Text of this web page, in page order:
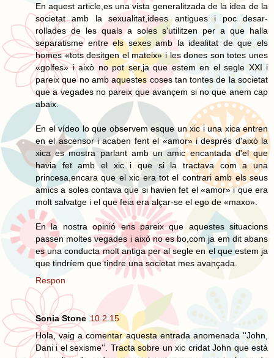
En aquest article,es una vista generalitzada de la idea de la
societat amb la sexualitat,idees antigues i poc desar-
rollades de les quals a soles s'utilitzen per a que halla
separatisme entre els sexes amb la idealitat de que els
homes «tots desitgen el mateix» i les dones son totes unes
«golfes» i això no pot ser,ja que estem en el segle XXI i
pareix que no amb aquestes coses tan tontes de la societat
que a vegades no pareix que avançem si no que anem cap
abaix.
En el vídeo lo que observem esque un xic i una xica entren
en el ascensor i acaben fent el «amor» i després d'això la
xica es mostra parlant amb un amic encantada d'el que
havia fet amb el xic i que si la tractava com a una
princesa,encara que el xic era tot el contrari amb els seus
amics a soles contava que si havien fet el «amor» i que era
molt salvatge i el que feia era alçar-se el ego de «maxo».
En la nostra opinió ens pareix que aquestes situacions
passen moltes vegades i això no es bo,com ja em dit abans
es una conducta molt antiga per al segle en el que estem ja
que tindríem que tindre una societat mes avançada.
Respon
Sonia Stone 10.2.15
Hola, vaig a comentar aquesta entrada anomenada ''John,
Dani i el sexisme''. Tracta sobre un xic cridat John que està